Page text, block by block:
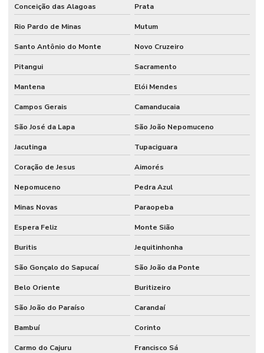
Conceição das Alagoas Prata
Rio Pardo de Minas Mutum
Santo Antônio do Monte Novo Cruzeiro
Pitangui Sacramento
Mantena Elói Mendes
Campos Gerais Camanducaia
São José da Lapa São João Nepomuceno
Jacutinga Tupaciguara
Coração de Jesus Aimorés
Nepomuceno Pedra Azul
Minas Novas Paraopeba
Espera Feliz Monte Sião
Buritis Jequitinhonha
São Gonçalo do Sapucaí São João da Ponte
Belo Oriente Buritizeiro
São João do Paraíso Carandaí
Bambuí Corinto
Carmo do Cajuru Francisco Sá